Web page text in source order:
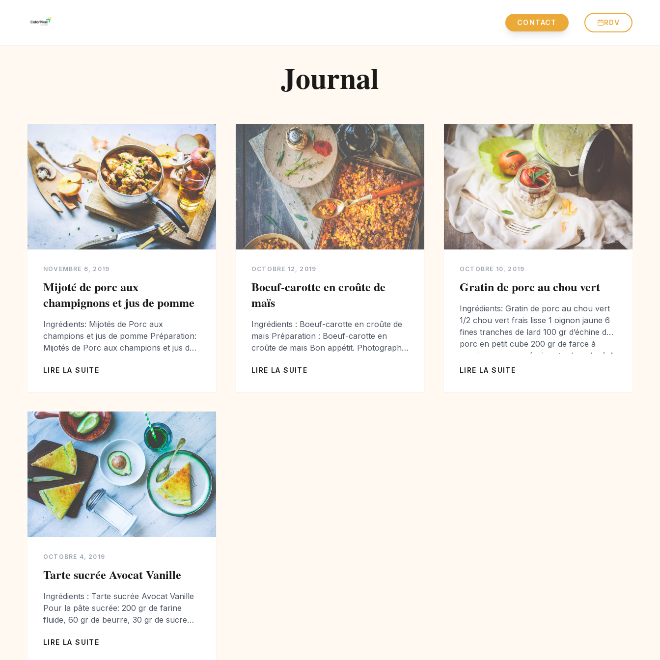
CONTACT RDV
Journal
NOVEMBRE 6, 2019
Mijoté de porc aux
champignons et jus de pomme
Ingrédients: Mijotés de Porc aux
champions et jus de pomme Préparation:
Mijotés de Porc aux champions et jus de
LIRE LA SUITE
OCTOBRE 12, 2019
Boeuf-carotte en croûte de
maïs
Ingrédients : Boeuf-carotte en croûte de
maïs Préparation : Boeuf-carotte en
croûte de maïs Bon appétit. Photographe
je vous propose chaque semaine de
LIRE LA SUITE
OCTOBRE 10, 2019
Gratin de porc au chou vert
Ingrédients: Gratin de porc au chou vert
1/2 chou vert frais lisse 1 oignon jaune 6
fines tranches de lard 100 gr d’échine de
porc en petit cube 200 gr de farce à
saucisse pur porc (voir votre boucher) 4
tranches de pain 1 oeuf 15 cl de lait tiède
LIRE LA SUITE
OCTOBRE 4, 2019
Tarte sucrée Avocat Vanille
Ingrédients : Tarte sucrée Avocat Vanille
Pour la pâte sucrée: 200 gr de farine
fluide, 60 gr de beurre, 30 gr de sucre
l’appareil à l’avocat: 2 petits avocats
LIRE LA SUITE